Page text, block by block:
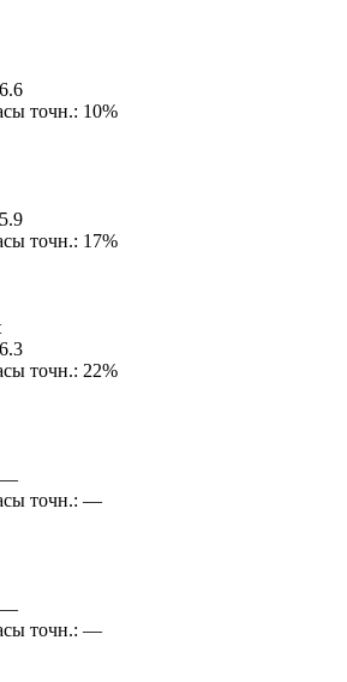
6.6
точн.: 10%
5.9
точн.: 17%
6.3
точн.: 22%
—
точн.: —
—
точн.: —